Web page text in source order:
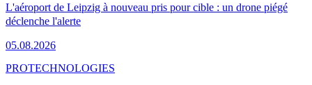
L'aéroport de Leipzig à nouveau pris pour cible : un drone piégé
déclenche l'alerte
05.08.2026
PROTECHNOLOGIES